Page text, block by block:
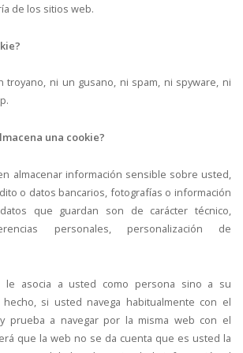
de los sitios web.
troyano, ni un gusano, ni spam, ni spyware, ni
una cookie?
almacenar información sensible sobre usted,
o datos bancarios, fotografías o información
que guardan son de carácter técnico,
personales, personalización de
le asocia a usted como persona sino a su
si usted navega habitualmente con el
prueba a navegar por la misma web con el
que la web no se da cuenta que es usted la